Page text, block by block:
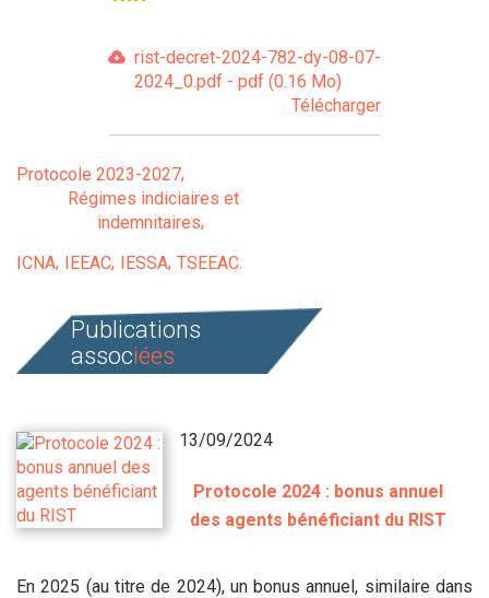
rist-decret-2024-782-dy-08-07-
2024_0.pdf - pdf (0.16 Mo)
Télécharger
Protocole 2023-2027
Régimes indiciaires et
indemnitaires
ICNA IEEAC IESSA TSEEAC
Publications
associées
13/09/2024
Protocole 2024 : bonus annuel
des agents bénéficiant du RIST
En 2025 (au titre de 2024), un bonus annuel, similaire dans